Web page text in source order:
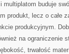
buduje
produkt, lecz o całe
produkcyjnym.
na ograniczenie
trwałość